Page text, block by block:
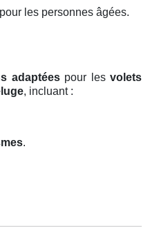
les personnes âgées.
adaptéespour lesvolets
, incluant :
.